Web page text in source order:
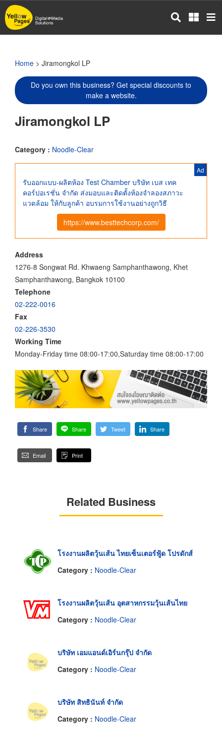
Skip
to
main
Home > Jiramongkol LP
Do you own this business? Get special discounts to
make a website.
Jiramongkol LP
Category : Noodle-Clear
Ad
รับออกแบบ-ผลิตห้อง Test Chamber บริษัท เบส เทค
คอร์ปอเรชั่น จำกัด ส่งมอบและติดตั้งห้องจำลองสภาวะ
แวดล้อม ให้กับลูกค้า อบรมการใช้งานอย่างถูกวิธี
https://www.besttechcorp.com/
Address
1276-8 Songwat Rd. Khwaeng Samphanthawong, Khet
Samphanthawong, Bangkok 10100
Telephone
02-222-0016
Fax
02-226-3530
Working Time
Monday-Friday time 08:00-17:00,Saturday time 08:00-17:00
Share Share Tweet Share
Email Print
Related Business
โรงงานผลิตวุ้นเส้น ไทยเซ็นเตอร์ฟู้ด โปรดักส์
Category : Noodle-Clear
โรงงานผลิตวุ้นเส้น อุตสาหกรรมวุ้นเส้นไทย
Category : Noodle-Clear
บริษัท เอมแอนด์เอิร์นกรุ๊ป จำกัด
Category : Noodle-Clear
บริษัท สิทธินันท์ จำกัด
Category : Noodle-Clear